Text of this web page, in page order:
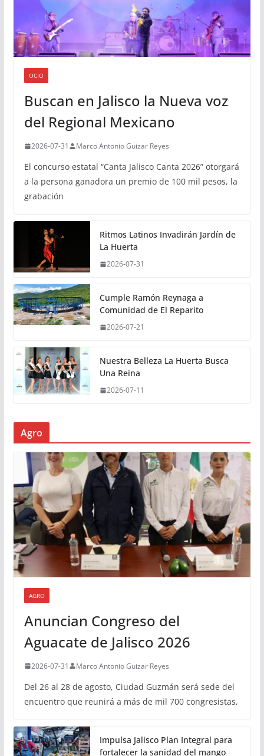
OCIO
Buscan en Jalisco la Nueva voz
del Regional Mexicano
2026-07-31 Marco Antonio Guizar Reyes
El concurso estatal “Canta Jalisco Canta 2026” otorgará
a la persona ganadora un premio de 100 mil pesos, la
grabación
Ritmos Latinos Invadirán Jardín de
La Huerta
2026-07-31
Cumple Ramón Reynaga a
Comunidad de El Reparito
2026-07-21
Nuestra Belleza La Huerta Busca
Una Reina
2026-07-11
Agro
AGRO
Anuncian Congreso del
Aguacate de Jalisco 2026
2026-07-31 Marco Antonio Guizar Reyes
Del 26 al 28 de agosto, Ciudad Guzmán será sede del
encuentro que reunirá a más de mil 700 congresistas,
Impulsa Jalisco Plan Integral para
fortalecer la sanidad del mango